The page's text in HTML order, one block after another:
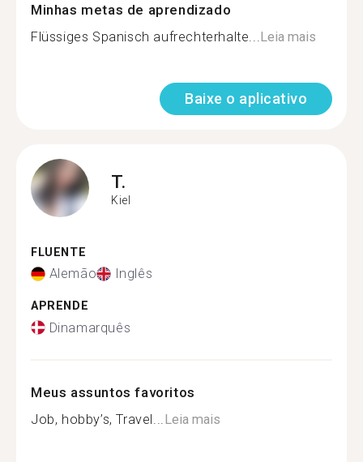
Minhas metas de aprendizado
Flüssiges Spanisch aufrechterhalte... Leia mais
Baixe o aplicativo
T.
Kiel
FLUENTE
Alemão Inglês
APRENDE
Dinamarquês
Meus assuntos favoritos
Job, hobby’s, Travel... Leia mais